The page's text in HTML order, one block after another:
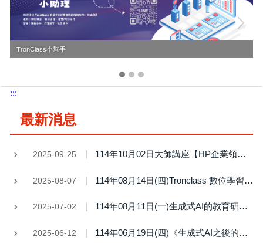
TronClass小幫手
:::
最新消息
2025-09-25 114年10月02日大師講座【HP企業領導變革之歷程及ESG計劃願景之分享】
2025-08-07 114年08月14日(四)Tronclass 數位學習平台訓練課程
2025-07-02 114年08月11日(一)生成式AI的教育研究應用與倫理標示學術倫理線上講座
2025-06-12 114年06月19日(四)《生成式AI之後的學術倫理議題》教師成長研習學術倫理講座活動